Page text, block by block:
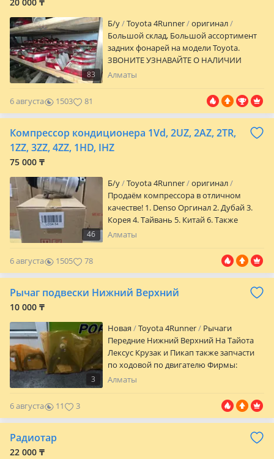
83
Б/y Toyota 4Runner
оригинал
Большой склад, Большой ассортимент
задних фонарей на модели Toyota.
ЗВОНИТЕ УЗНАВАЙТЕ О НАЛИЧИИ
ЗАДНЕГО ФОНАРЯ НА ВАШ
АССОРТИМЕНТ РЕГУЛЯРНО
ОБНОВЛЯЕТСЯ. НОВЫЕ ЗАВОЗЫ!
Организуем доставку до любого города
Казахстана и СНГ. ПРЕДВАРИТЕЛЬНО
УТОЧНЯЙТЕ ЦЕНУ И НАЛИЧИЕ у наших
широкий ассортимент автозапчасти на
марки такие как TOYOTA, LEXUS, NISSAN,
MAZDA, SUBARU, MITSUBISHI PAJERO,
VOLKSWAGEN TOUAREG, RANGE ROVER,
LAND ROVER, MERCEDES по доступным
кратчайшие сроки! Оригинальные
запчасти, прямые поставки с Японии,
США, ОАЭ, Европы! Работаем с
регионами и СНГ. ТАКЖЕ ИМЕЮТСЯ
Ракета 21 (Яндекс навигатор)
Авторазбор "Aspara Motors Абая"
Алматы
6 августа 1503 81
Компрессор кондиционера 1Vd, 2UZ, 2AZ, 2TR,
1ZZ, 3ZZ, 4ZZ, 1HD, IHZ
75 000 ₸
46
Б/y Toyota 4Runner
оригинал
Продаём компрессора в отличном
качестве! 1. Denso Оргинал 2. Дубай 3.
Корея 4. Тайвань 5. Китай 6. Также
имеются контрактные бу привозные в
Гарантия Без посредников Бесплатная и
быстрая доставка по городу и отправка
по всему району. Установка хорошего
качество. Стоимость компрессора
двигателя. Цены уточните по телефону!
Алматы
6 августа 1505 78
Рычаг подвески Нижний Верхний
10 000 ₸
3
Новая Toyota 4Runner
Рычаги
Передние Нижний Верхний На Тайота
Лексус Крузак и Пикап также запчасти
по ходовой по двигателю Фирмы:
Masuma/EEP/Losay Точную цену
очень хорошего качества с гарантией
Находимся в Кар Сити Алматы Отправка
и Доставка имеется по всему Казахстану
Алматы
6 августа 11 3
Радиотар
22 000 ₸